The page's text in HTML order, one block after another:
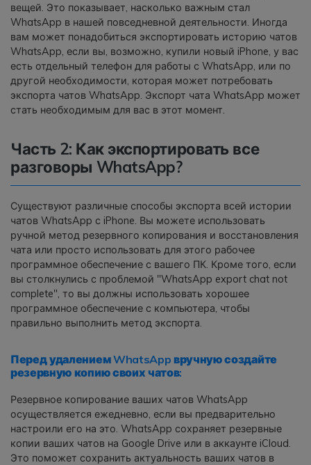
вещей. Это показывает, насколько важным стал
WhatsApp в нашей повседневной деятельности. Иногда
вам может понадобиться экспортировать историю чатов
WhatsApp, если вы, возможно, купили новый iPhone, у вас
есть отдельный телефон для работы с WhatsApp, или по
другой необходимости, которая может потребовать
экспорта чатов WhatsApp. Экспорт чата WhatsApp может
стать необходимым для вас в этот момент.
Часть 2: Как экспортировать все
разговоры WhatsApp?
Существуют различные способы экспорта всей истории
чатов WhatsApp с iPhone. Вы можете использовать
ручной метод резервного копирования и восстановления
чата или просто использовать для этого рабочее
программное обеспечение с вашего ПК. Кроме того, если
вы столкнулись с проблемой "WhatsApp export chat not
complete", то вы должны использовать хорошее
программное обеспечение с компьютера, чтобы
правильно выполнить метод экспорта.
Перед удалением WhatsApp вручную создайте
резервную копию своих чатов:
Резервное копирование ваших чатов WhatsApp
осуществляется ежедневно, если вы предварительно
настроили его на это. WhatsApp сохраняет резервные
копии ваших чатов на Google Drive или в аккаунте iCloud.
Это поможет сохранить актуальность ваших чатов в